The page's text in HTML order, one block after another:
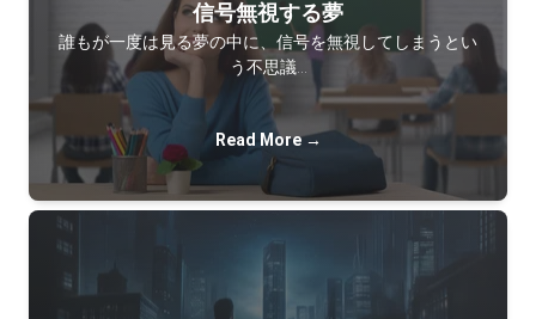
信号無視する夢
誰もが一度は見る夢の中に、信号を無視してしまうとい
う不思議…
Read More →